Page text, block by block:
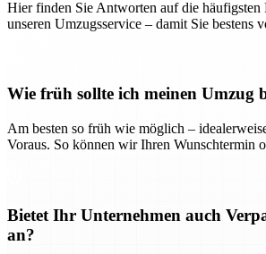
Hier finden Sie Antworten auf die häufigsten
unseren Umzugsservice – damit Sie bestens
Wie früh sollte ich meinen Umzug
Am besten so früh wie möglich –
Voraus. So können wir Ihren Wunschtermin
Bietet Ihr Unternehmen auch
an?